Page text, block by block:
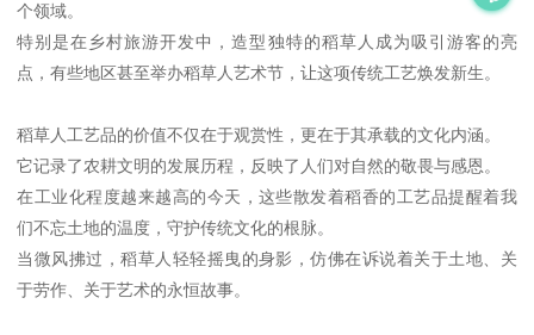
个领域。
特别是在乡村旅游开发中，造型独特的稻草人成为吸引游客的亮
点，有些地区甚至举办稻草人艺术节，让这项传统工艺焕发新生。
稻草人工艺品的价值不仅在于观赏性，更在于其承载的文化内涵。
它记录了农耕文明的发展历程，反映了人们对自然的敬畏与感恩。
在工业化程度越来越高的今天，这些散发着稻香的工艺品提醒着我
们不忘土地的温度，守护传统文化的根脉。
当微风拂过，稻草人轻轻摇曳的身影，仿佛在诉说着关于土地、关
于劳作、关于艺术的永恒故事。